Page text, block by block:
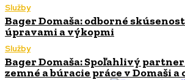
Služby
Bager Domaša: odborné
úpravami a výkopmi
Služby
Bager Domaša: Spoľahlivý
zemné a búracie práce v Domaši a